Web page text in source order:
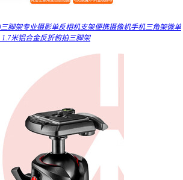
脚架专业摄影单反相机支架便携摄像机手机三角架微单
米铝合金反折俯拍三脚架